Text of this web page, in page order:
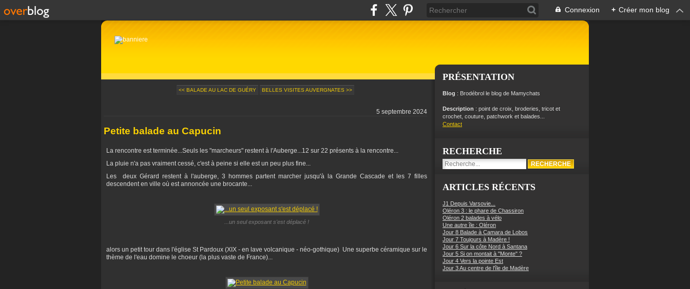
Connexion + Créer mon blog
<< BALADE AU LAC DE GUÉRY BELLES VISITES AUVERGNATES >>
5 septembre 2024
Petite balade au Capucin
La rencontre est terminée...Seuls les "marcheurs" restent à l'Auberge...12 sur 22 présents à la rencontre...
La pluie n'a pas vraiment cessé, c'est à peine si elle est un peu plus fine...
Les deux Gérard restent à l'auberge, 3 hommes partent marcher jusqu'à la Grande Cascade et les 7 filles
descendent en ville où est annoncée une brocante...
...un seul exposant s'est déplacé !
alors un petit tour dans l'église St Pardoux (XIX - en lave volcanique - néo-gothique) Une superbe céramique sur le
thème de l'eau domine le choeur (la plus vaste de France)...
PRÉSENTATION
Blog : Brodébrol le blog de Mamychats
Description : point de croix, broderies, tricot et
crochet, couture, patchwork et balades...
Contact
RECHERCHE
ARTICLES RÉCENTS
J1 Depuis Varsovie...
Oléron 3 : le phare de Chassiron
Oléron 2 balades à vélo
Une autre île : Oléron
Jour 8 Balade à Camara de Lobos
Jour 7 Toujours à Madère !
Jour 6 Sur la côte Nord à Santana
Jour 5 Si on montait à "Monte" ?
Jour 4 Vers la pointe Est
Jour 3 Au centre de l'île de Madère